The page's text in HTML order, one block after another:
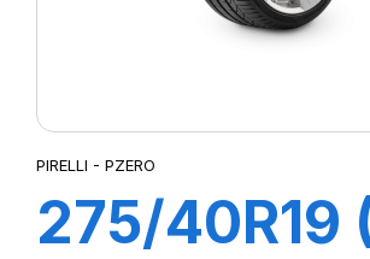
PIRELLI - PZERO
275/40R19